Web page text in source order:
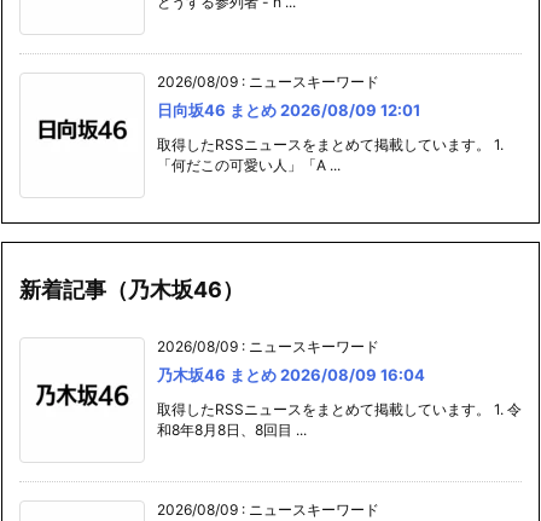
2026/08/09 : ニュースキーワード
日向坂46 まとめ 2026/08/09 12:01
取得したRSSニュースをまとめて掲載しています。 1.
「何だこの可愛い人」「A ...
新着記事（乃木坂46）
2026/08/09 : ニュースキーワード
乃木坂46 まとめ 2026/08/09 16:04
取得したRSSニュースをまとめて掲載しています。 1. 令
和8年8月8日、8回目 ...
2026/08/09 : ニュースキーワード